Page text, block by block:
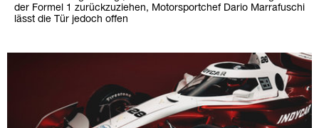
der Formel 1 zurückzuziehen, Motorsportchef Dario Marrafuschi
lässt die Tür jedoch offen